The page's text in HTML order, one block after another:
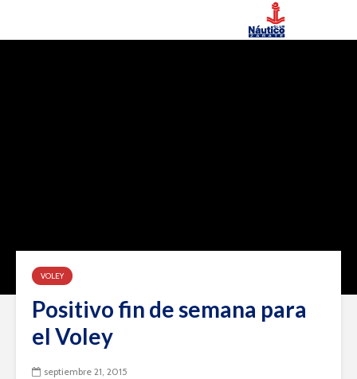
VOLEY
Positivo fin de semana para
el Voley
septiembre 21, 2015